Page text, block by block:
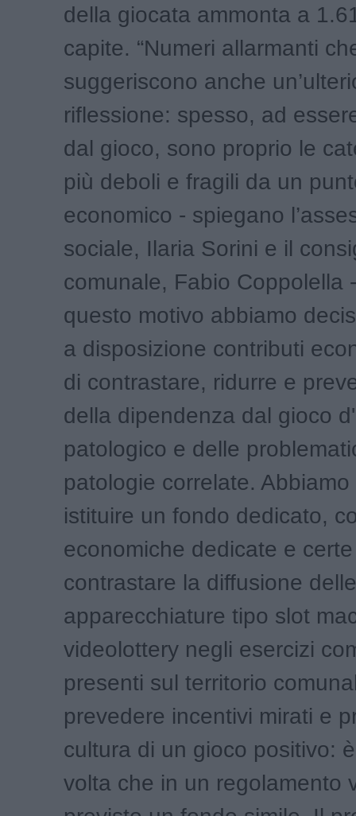
della giocata ammonta a
capite. “Numeri allarmanti
suggeriscono anche
riflessione: spesso, ad
dal gioco, sono proprio le
più deboli e fragili da un
economico - spiegano
sociale, Ilaria Sorini e il
comunale, Fabio Coppolella
questo motivo abbiamo
a disposizione contributi
di contrastare, ridurre e
della dipendenza dal gioco
patologico e delle
patologie correlate.
istituire un fondo dedicato,
economiche dedicate e
contrastare la diffusione delle
apparecchiature tipo slot
videolottery negli esercizi
presenti sul territorio
prevedere incentivi mirati e
cultura di un gioco positivo:
volta che in un regolamento